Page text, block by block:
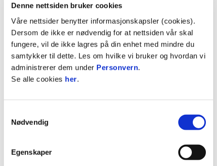
Denne nettsiden bruker cookies
Våre nettsider benytter informasjonskapsler (cookies).
Dersom de ikke er nødvendig for at nettsiden vår skal
fungere, vil de ikke lagres på din enhet med mindre du
samtykker til dette. Les om hvilke vi bruker og hvordan vi
administrerer dem under Personvern.
Se alle cookies her.
Nødvendig
Egenskaper
var farlig frampå etter en kontring midtveis i
omgangen.
Befriende scoring
nettmaskene fra kort hold og sørget for en
Like etterpå smalt det i tverrliggeren da Adrian